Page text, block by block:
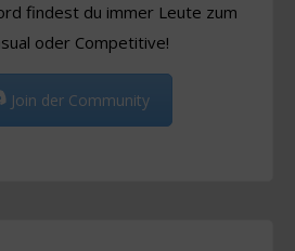
findest du immer Leute zum
oder Competitive!
Join der Community